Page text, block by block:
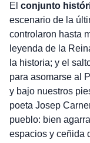
El conjunto
escenario de la
controlaron hasta
leyenda de la
la historia; y el
para asomarse al
y bajo nuestros
poeta Josep
pueblo: bien
espacios y ceñida